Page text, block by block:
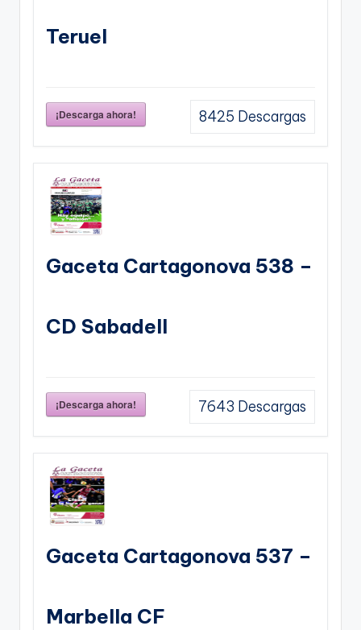
Teruel
¡Descarga ahora! 8425 Descargas
Gaceta Cartagonova 538 –
CD Sabadell
¡Descarga ahora! 7643 Descargas
Gaceta Cartagonova 537 –
Marbella CF